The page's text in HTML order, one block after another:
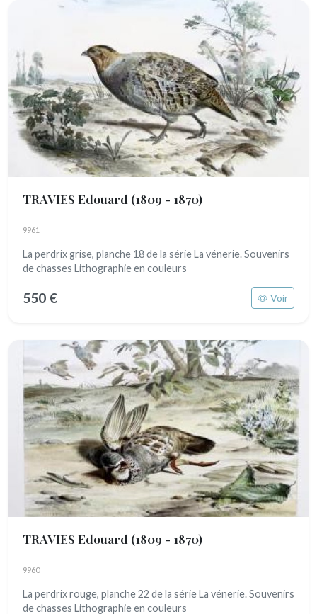
TRAVIES Edouard (1809 - 1870)
9961
La perdrix grise, planche 18 de la série La vénerie. Souvenirs
de chasses Lithographie en couleurs
550 € Voir
TRAVIES Edouard (1809 - 1870)
9960
La perdrix rouge, planche 22 de la série La vénerie. Souvenirs
de chasses Lithographie en couleurs